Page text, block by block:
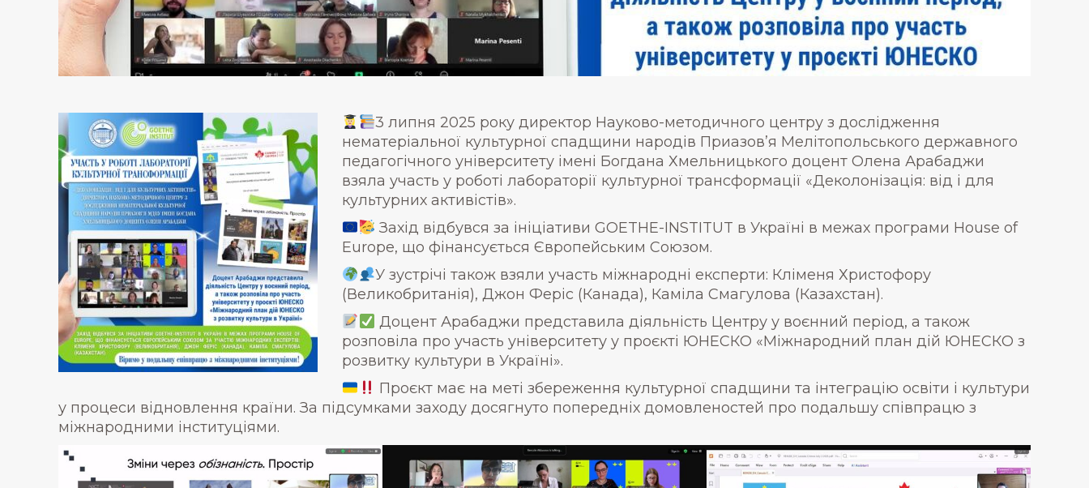
3 липня 2025 року директор Науково-методичного центру з дослідження
нематеріальної культурної спадщини народів Приазов’я Мелітопольського державного
педагогічного університету імені Богдана Хмельницького доцент Олена Арабаджи
взяла участь у роботі лабораторії культурної трансформації «Деколонізація: від і для
культурних активістів».
Захід відбувся за ініціативи GOETHE-INSTITUT в Україні в межах програми House of
Europe, що фінансується Європейським Союзом.
У зустрічі також взяли участь міжнародні експерти: Кліменя Христофору
(Великобританія), Джон Феріс (Канада), Каміла Смагулова (Казахстан).
Доцент Арабаджи представила діяльність Центру у воєнний період, а також
розповіла про участь університету у проєкті ЮНЕСКО «Міжнародний план дій ЮНЕСКО з
розвитку культури в Україні».
Проєкт має на меті збереження культурної спадщини та інтеграцію освіти і культури
у процеси відновлення країни. За підсумками заходу досягнуто попередніх домовленостей про подальшу співпрацю з
міжнародними інституціями.